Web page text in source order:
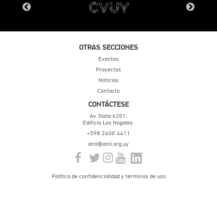
OTRAS SECCIONES
Eventos
Proyectos
Noticias
Contacto
CONTÁCTESE
Av. Italia 6201,
Edificio Los Nogales.
+598 2600 4411
anii@anii.org.uy
Política de confidencialidad y términos de uso